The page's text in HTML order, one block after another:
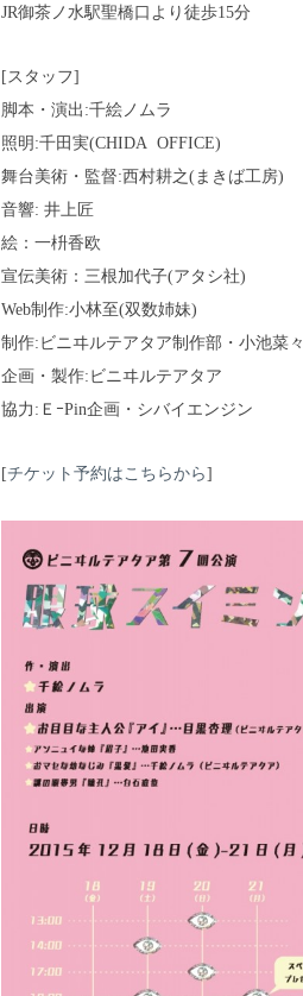
JR御茶ノ水駅聖橋口より徒歩15分
[スタッフ]
脚本・演出:千絵ノムラ
照明:千田実(CHIDA OFFICE)
舞台美術・監督:西村耕之(まきば工房)
音響: 井上匠
絵：一枡香欧
宣伝美術：三根加代子(アタシ社)
Web制作:小林至(双数姉妹)
制作:ビニヰルテアタア制作部・小池菜々
企画・製作:ビニヰルテアタア
協力:ＥｰPin企画・シバイエンジン
[チケット予約はこちらから]